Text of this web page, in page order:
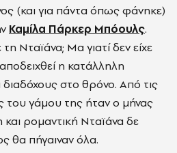
(και για πάντα όπως φάνηκε)
Καμίλα Πάρκερ Μπόουλς.
Νταϊάνα; Μα γιατί δεν είχε
αποδειχθεί η κατάλληλη
στο θρόνο. Από τις
του γάμου της ήταν ο μήνας
ρομαντική Νταϊάνα δε
θα πήγαιναν όλα.